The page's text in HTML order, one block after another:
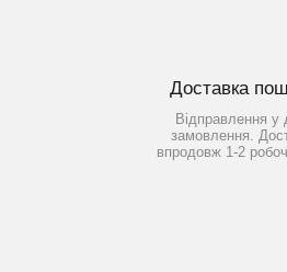
Доставка
Відправлення у
замовлення.
впродовж 1-2